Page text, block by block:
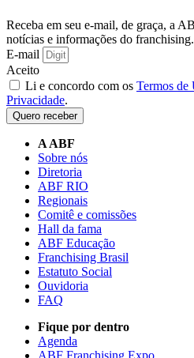
Receba em seu e-mail, de graça, a
notícias e informações do franchising.
E-mail
Aceito
Li e concordo com os Termos de
Privacidade.
Quero receber
A ABF
Sobre nós
Diretoria
ABF RIO
Regionais
Comitê e comissões
Hall da fama
ABF Educação
Franchising Brasil
Estatuto Social
Ouvidoria
FAQ
Fique por dentro
Agenda